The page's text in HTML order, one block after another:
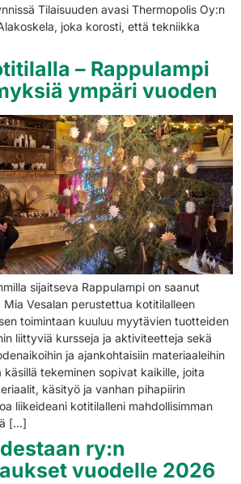
Tilaisuuden avasi Thermopolis Oy:n
joka korosti, että tekniikka
– Rappulampi
ympäri vuoden
sijaitseva Rappulampi on saanut
Vesalan perustettua kotitilalleen
toimintaan kuuluu myytävien tuotteiden
liittyviä kursseja ja aktiviteetteja sekä
ja ajankohtaisiin materiaaleihin
tekeminen sopivat kaikille, joita
käsityö ja vanhan pihapiirin
liikeideani kotitilalleni mahdollisimman
[…]
ry:n
vuodelle 2026